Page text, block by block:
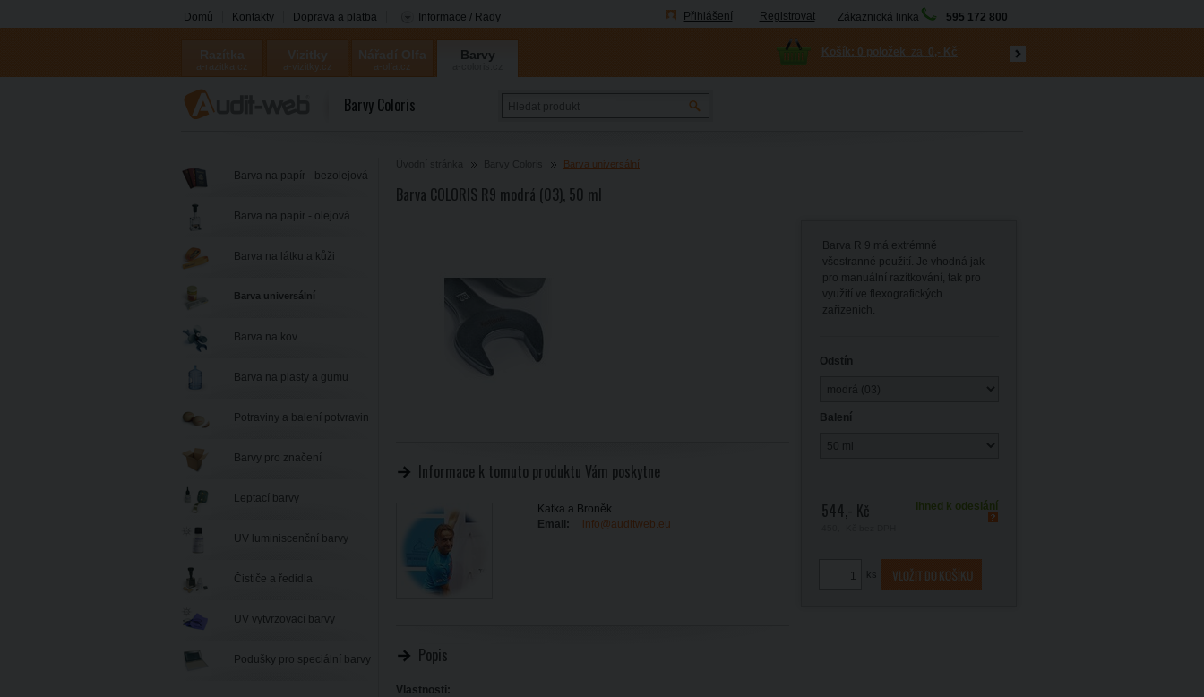
Domů Kontakty Doprava a platba Informace / Rady Přihlášení Registrovat Zákaznická linka 595 172 800
Barvy
Košík: 0 položek za 0,- Kč
Barvy Coloris
Barva universální
Barva COLORIS R9 modrá (03), 50 ml
Informace k tomuto produktu Vám poskytne
Katka a Broněk
info@auditweb.eu
Email:
Barva R 9 má extrémně
všestranné použití. Je vhodná jak
pro manuální razítkování, tak pro
využití ve flexografických
zařízeních.
Odstín
Balení
544,- Kč Ihned k odeslání
ks
Popis
Vlastnosti:
Barva na papír - bezolejová
Barva na papír - olejová
Barva na látku a kůži
Barva universální
Barva na kov
Barva na plasty a gumu
Potraviny a balení potvravin
Barvy pro značení
Leptací barvy
UV luminiscenční barvy
Čističe a ředidla
UV vytvrzovací barvy
Podušky pro speciální barvy